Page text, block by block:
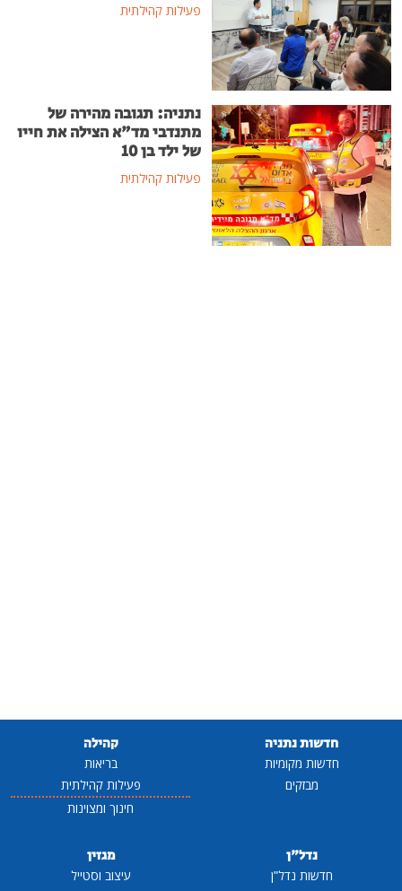
פעילות קהילתית
נתניה: תגובה מהירה של
מתנדבי מד"א הצילה את חייו
של ילד בן 10
פעילות קהילתית
חדשות נתניה
חדשות מקומיות
מבזקים
קהילה
בריאות
פעילות קהילתית
חינוך ומצוינות
נדל"ן
חדשות נדל"ן
מגזין
עיצוב וסטייל